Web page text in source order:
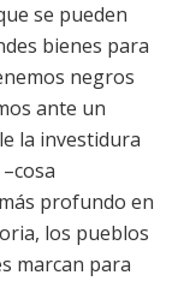
se pueden
bienes para
negros
ante un
la investidura
profundo en
los pueblos
marcan para